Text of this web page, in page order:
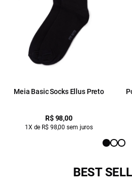
Meia Basic Socks Ellus Preto
R$ 98,00
1X de R$ 98,00 sem juros
BEST